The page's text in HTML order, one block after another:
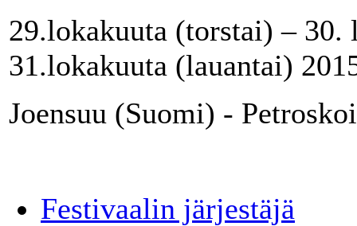
29.lokakuuta (torstai) – 30.
31.lokakuuta (lauantai)
Joensuu (Suomi) -
Festivaalin järjestäjä